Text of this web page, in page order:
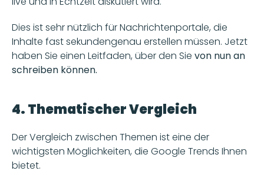
Dies ist sehr nützlich für Nachrichtenportale, die
Inhalte fast sekundengenau erstellen müssen. Jetzt
haben Sie einen Leitfaden, über den Sie von nun an
schreiben können.
4. Thematischer Vergleich
Der Vergleich zwischen Themen ist eine der
wichtigsten Möglichkeiten, die Google Trends Ihnen
bietet.